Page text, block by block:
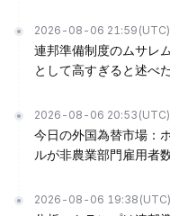
2026-08-06 21:59 (UTC)
連邦準備制度のムサレ
として高すぎると述べた
2026-08-06 20:53 (UTC)
今日の外国為替市場：
ルが非農業部門雇用者
2026-08-06 19:38 (UTC)